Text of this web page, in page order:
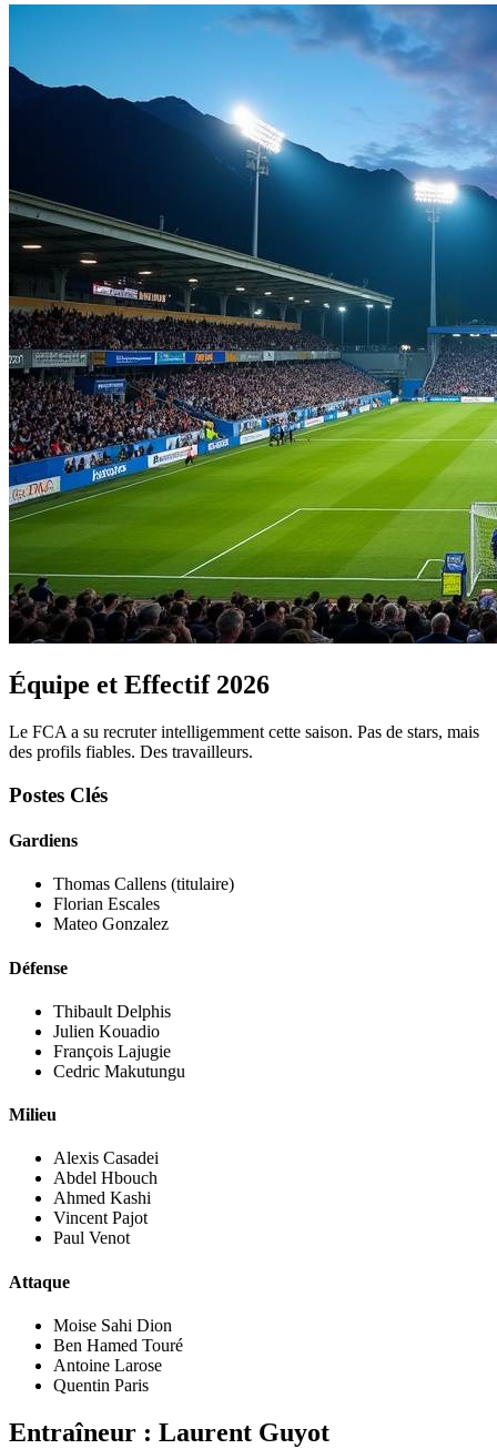
Équipe et Effectif 2026
Le FCA a su recruter intelligemment cette saison. Pas de stars, mais
des profils fiables. Des travailleurs.
Postes Clés
Gardiens
Thomas Callens (titulaire)
Florian Escales
Mateo Gonzalez
Défense
Thibault Delphis
Julien Kouadio
François Lajugie
Cedric Makutungu
Milieu
Alexis Casadei
Abdel Hbouch
Ahmed Kashi
Vincent Pajot
Paul Venot
Attaque
Moise Sahi Dion
Ben Hamed Touré
Antoine Larose
Quentin Paris
Entraîneur : Laurent Guyot